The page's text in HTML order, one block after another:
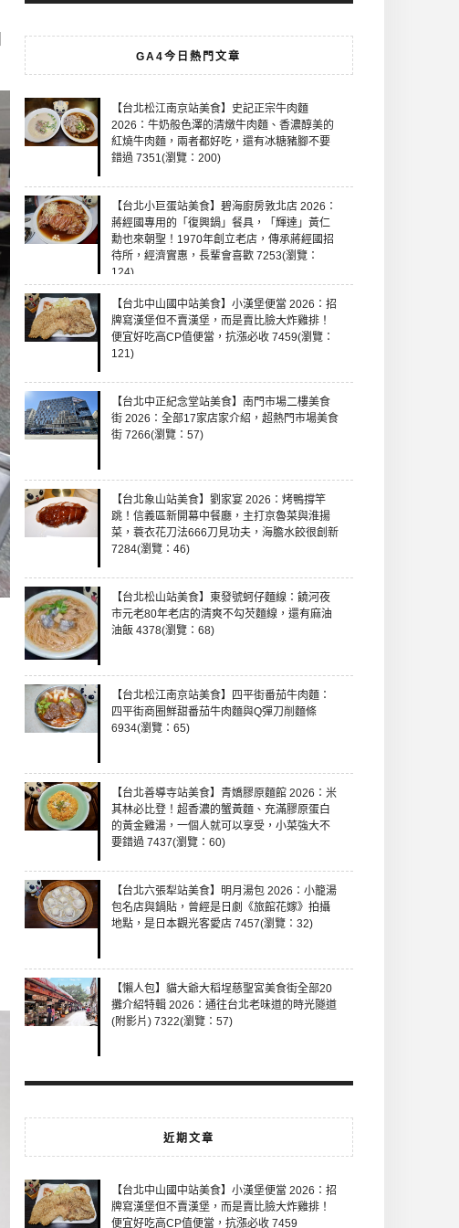
GA4今日熱門文章
【台北松江南京站美食】史記正宗牛肉麵
2026：牛奶般色澤的清燉牛肉麵、香濃醇美的
紅燒牛肉麵，兩者都好吃，還有冰糖豬腳不要
錯過 7351(瀏覽：200)
【台北小巨蛋站美食】碧海廚房敦北店 2026：
蔣經國專用的「復興鍋」餐具，「輝達」黃仁
勳也來朝聖！1970年創立老店，傳承蔣經國招
待所，經濟實惠，長輩會喜歡 7253(瀏覽：
124)
【台北中山國中站美食】小漢堡便當 2026：招
牌寫漢堡但不賣漢堡，而是賣比臉大炸雞排！
便宜好吃高CP值便當，抗漲必收 7459(瀏覽：
121)
【台北中正紀念堂站美食】南門市場二樓美食
街 2026：全部17家店家介紹，超熱門市場美食
街 7266(瀏覽：57)
【台北象山站美食】劉家宴 2026：烤鴨撐竿
跳！信義區新開幕中餐廳，主打京魯菜與淮揚
菜，蓑衣花刀法666刀見功夫，海膽水餃很創新
7284(瀏覽：46)
【台北松山站美食】東發號蚵仔麵線：饒河夜
市元老80年老店的清爽不勾芡麵線，還有麻油
油飯 4378(瀏覽：68)
【台北松江南京站美食】四平街番茄牛肉麵：
四平街商圈鮮甜番茄牛肉麵與Q彈刀削麵條
6934(瀏覽：65)
【台北善導寺站美食】青嬌膠原麵館 2026：米
其林必比登！超香濃的蟹黃麵、充滿膠原蛋白
的黃金雞湯，一個人就可以享受，小菜強大不
要錯過 7437(瀏覽：60)
【台北六張犁站美食】明月湯包 2026：小籠湯
包名店與鍋貼，曾經是日劇《旅館花嫁》拍攝
地點，是日本觀光客愛店 7457(瀏覽：32)
【懶人包】貓大爺大稻埕慈聖宮美食街全部20
攤介紹特輯 2026：通往台北老味道的時光隧道
(附影片) 7322(瀏覽：57)
近期文章
【台北中山國中站美食】小漢堡便當 2026：招
牌寫漢堡但不賣漢堡，而是賣比臉大炸雞排！
便宜好吃高CP值便當，抗漲必收 7459